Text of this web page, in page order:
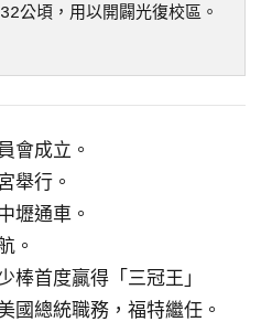
公頃，用以開闢光復校區。
會成立。
舉行。
壢通車。
。
棒首度贏得「三冠王」
國總統職務，福特繼任。